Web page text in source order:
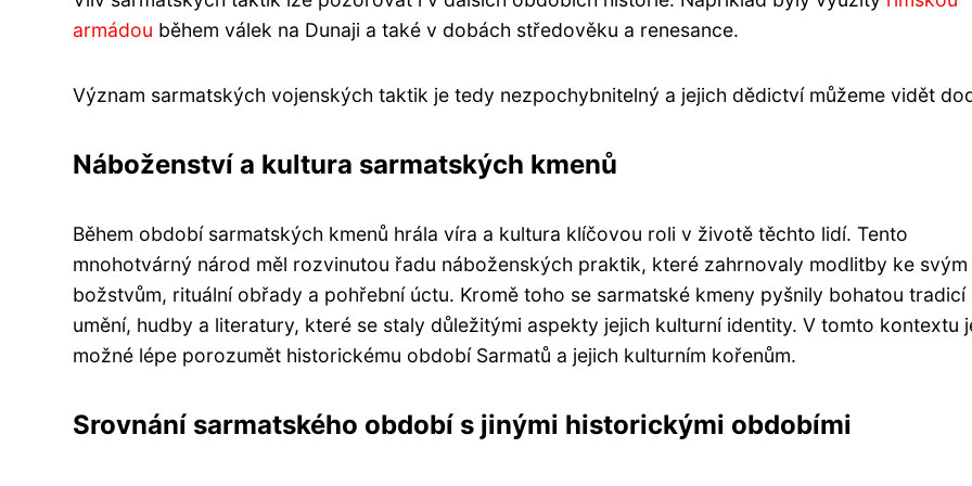
armádou během válek na Dunaji a také v dobách středověku a renesance.
Význam sarmatských vojenských taktik je tedy nezpochybnitelný a jejich dědictví můžeme vidět
Náboženství a kultura sarmatských kmenů
Během období sarmatských kmenů hrála víra a kultura klíčovou roli v životě těchto lidí. Tento
mnohotvárný národ měl rozvinutou řadu náboženských praktik, které zahrnovaly modlitby ke svým
božstvům, rituální obřady a pohřební úctu. Kromě toho se sarmatské kmeny pyšnily bohatou tradicí
umění, hudby a literatury, které se staly důležitými aspekty jejich kulturní identity. V tomto kontextu
možné lépe porozumět historickému období Sarmatů a jejich kulturním kořenům.
Srovnání sarmatského období s jinými historickými obdobími